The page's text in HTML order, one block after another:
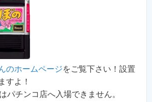
のホームページをご覧下さい！設置
すよ！
パチンコ店へ入場できません。